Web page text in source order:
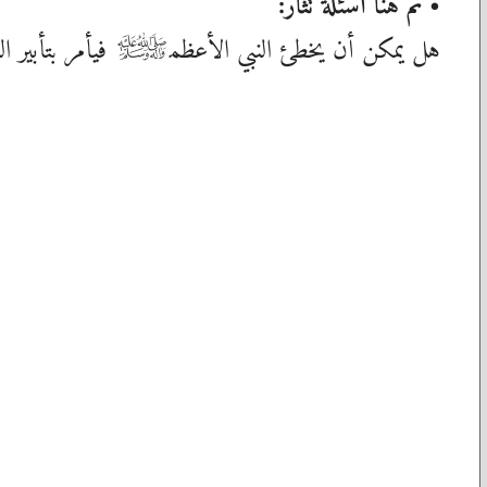
هل يمكن أن يخطئ النبي الأعظمصلى‌الله‌عليه‌وآله‌وسلم فيأمر